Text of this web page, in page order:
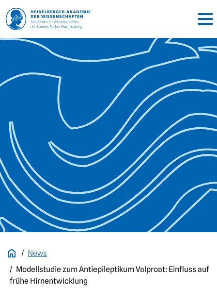
News
Modellstudie zum Antiepileptikum Valproat: Einfluss auf
frühe Hirnentwicklung